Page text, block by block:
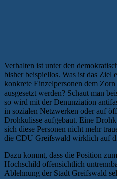
Verhalten ist unter den
bisher beispiellos. Was ist das Ziel
konkrete Einzelpersonen dem
ausgesetzt werden? Schaut man
so wird mit der Denunziation
in sozialen Netzwerken oder auf
Drohkulisse aufgebaut. Eine
sich diese Personen nicht mehr
die CDU Greifswald wirklich auf
Dazu kommt, dass die Position
Hochschild offensichtlich
Ablehnung der Stadt Greifswald